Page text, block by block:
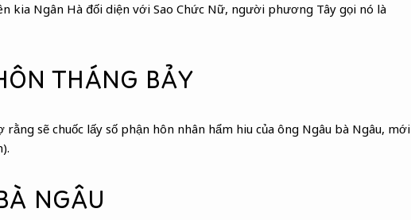
kia Ngân Hà đối diện với Sao Chức Nữ, người phương Tây gọi nó là
THÁNG BẢY
sẽ chuốc lấy số phận hôn nhân hẩm hiu của ông Ngâu bà Ngâu, mới
NGÂU